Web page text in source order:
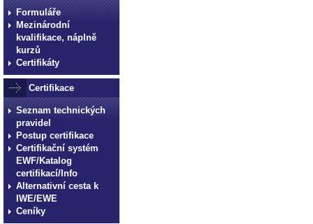
Formuláře
Mezinárodní
kvalifikace, náplně
kurzů
Certifikáty
Certifikace
Seznam technických
pravidel
Postup certifikace
Certifikační systém
EWF/Katalog
certifikací/Info
Alternativní cesta k
IWE/EWE
Ceníky